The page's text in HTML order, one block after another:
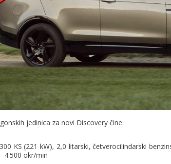
jedinica za novi Discovery čine:
KS (221 kW), 2,0 litarski, četverocilindarski
4.500 okr/min